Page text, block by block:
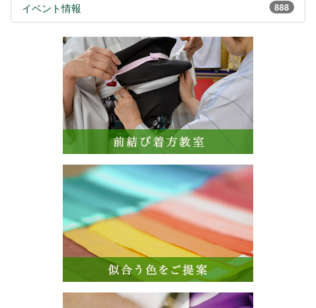
888
イベント情報